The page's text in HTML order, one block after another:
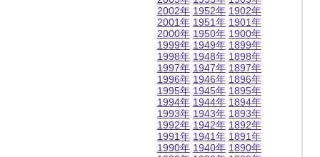
2002年
2001年
2000年
1999年
1998年
1997年
1996年
1995年
1994年
1993年
1992年
1991年
1990年
1952年
1951年
1950年
1949年
1948年
1947年
1946年
1945年
1944年
1943年
1942年
1941年
1940年
1902年
1901年
1900年
1899年
1898年
1897年
1896年
1895年
1894年
1893年
1892年
1891年
1890年